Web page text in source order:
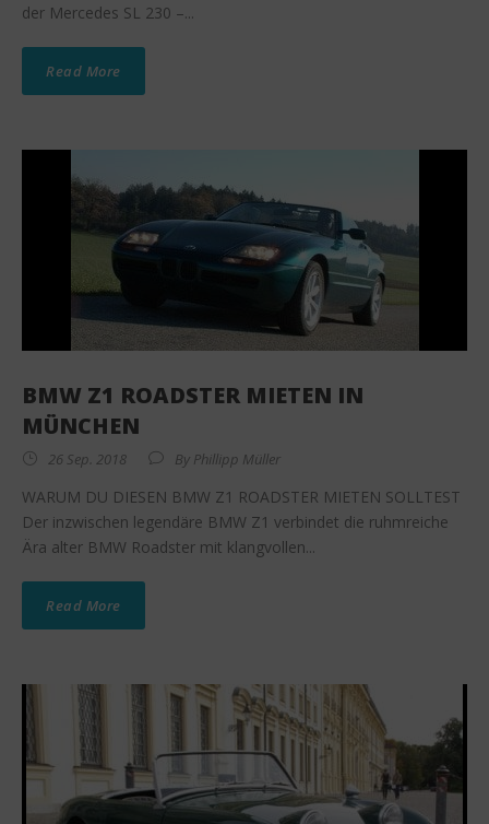
der Mercedes SL 230 –...
Read More
BMW Z1 ROADSTER MIETEN IN
MÜNCHEN
26 Sep. 2018 By Phillipp Müller
WARUM DU DIESEN BMW Z1 ROADSTER MIETEN SOLLTEST
Der inzwischen legendäre BMW Z1 verbindet die ruhmreiche
Ära alter BMW Roadster mit klangvollen...
Read More